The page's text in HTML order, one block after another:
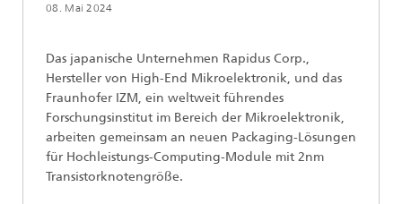
08. Mai 2024
Das japanische Unternehmen Rapidus Corp.,
Hersteller von High-End Mikroelektronik, und das
Fraunhofer IZM, ein weltweit führendes
Forschungsinstitut im Bereich der Mikroelektronik,
arbeiten gemeinsam an neuen Packaging-Lösungen
für Hochleistungs-Computing-Module mit 2nm
Transistorknotengröße.